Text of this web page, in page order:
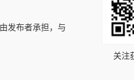
发布者承担，与
关注